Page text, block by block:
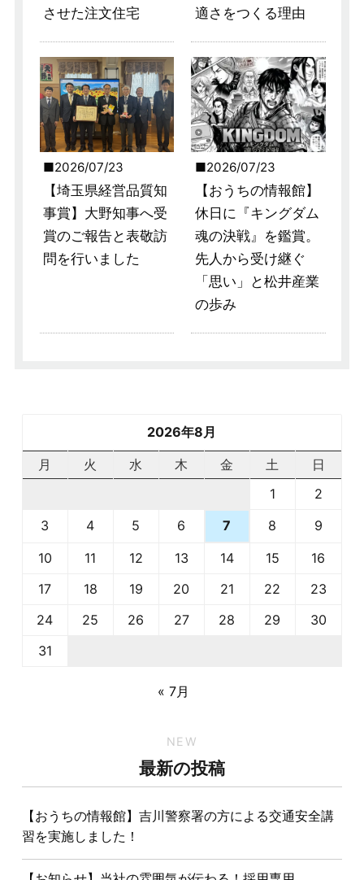
させた注文住宅
適さをつくる理由
2026/07/23
【埼玉県経営品質知
事賞】大野知事へ受
賞のご報告と表敬訪
問を行いました
2026/07/23
【おうちの情報館】
休日に『キングダム
魂の決戦』を鑑賞。
先人から受け継ぐ
「思い」と松井産業
の歩み
2026年8月
月
火 水 木 金 土
日
1
2
3
4 5 6 7 8
9
10
11 12 13 14 15
16
17
18 19 20 21 22
23
24
25 26 27 28 29
30
31
« 7月
NEW
最新の投稿
【おうちの情報館】吉川警察署の方による交通安全講
習を実施しました！